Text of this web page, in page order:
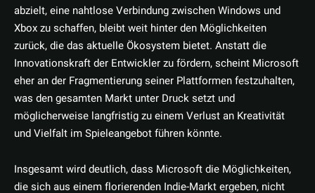
abzielt, eine nahtlose Verbindung zwischen Windows und
Xbox zu schaffen, bleibt weit hinter den Möglichkeiten
zurück, die das aktuelle Ökosystem bietet. Anstatt die
Innovationskraft der Entwickler zu fördern, scheint Microsoft
eher an der Fragmentierung seiner Plattformen festzuhalten,
was den gesamten Markt unter Druck setzt und
möglicherweise langfristig zu einem Verlust an Kreativität
und Vielfalt im Spieleangebot führen könnte.
Insgesamt wird deutlich, dass Microsoft die Möglichkeiten,
die sich aus einem florierenden Indie-Markt ergeben, nicht